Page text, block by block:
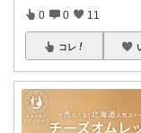
0 0 11
コレ